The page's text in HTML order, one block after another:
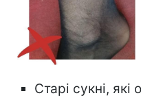
Старі сукні,